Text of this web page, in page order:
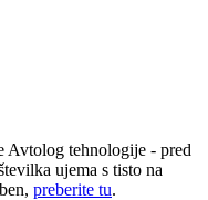
Avtolog tehnologije - pred
ujema s tisto na
preberite tu.